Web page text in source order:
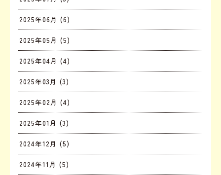
2025年06月 (6)
2025年05月 (5)
2025年04月 (4)
2025年03月 (3)
2025年02月 (4)
2025年01月 (3)
2024年12月 (5)
2024年11月 (5)